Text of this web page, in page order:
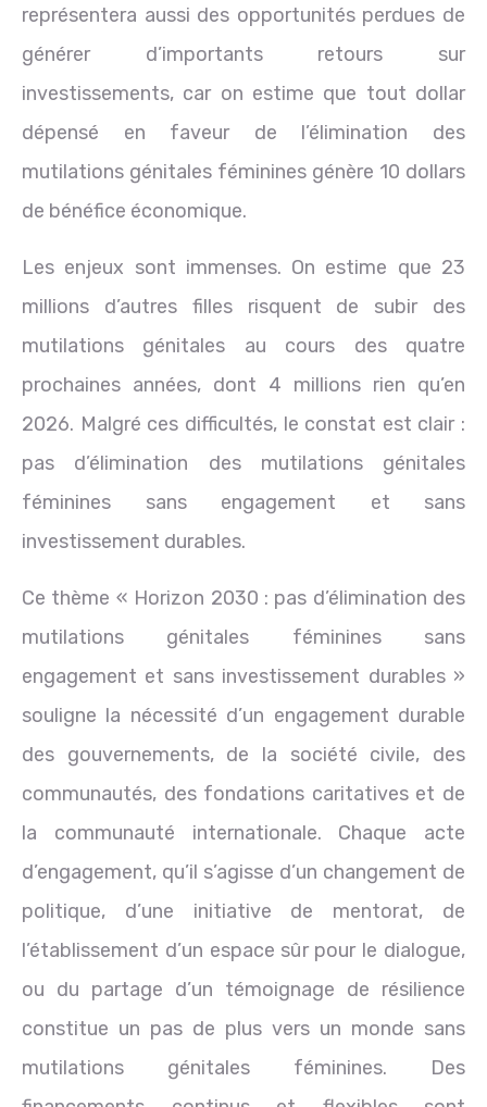
représentera aussi des opportunités perdues de
générer d’importants retours sur
investissements, car on estime que tout dollar
dépensé en faveur de l’élimination des
mutilations génitales féminines génère 10 dollars
de bénéfice économique.
Les enjeux sont immenses. On estime que 23
millions d’autres filles risquent de subir des
mutilations génitales au cours des quatre
prochaines années, dont 4 millions rien qu’en
2026. Malgré ces difficultés, le constat est clair :
pas d’élimination des mutilations génitales
féminines sans engagement et sans
investissement durables.
Ce thème « Horizon 2030 : pas d’élimination des
mutilations génitales féminines sans
engagement et sans investissement durables »
souligne la nécessité d’un engagement durable
des gouvernements, de la société civile, des
communautés, des fondations caritatives et de
la communauté internationale. Chaque acte
d’engagement, qu’il s’agisse d’un changement de
politique, d’une initiative de mentorat, de
l’établissement d’un espace sûr pour le dialogue,
ou du partage d’un témoignage de résilience
constitue un pas de plus vers un monde sans
mutilations génitales féminines. Des